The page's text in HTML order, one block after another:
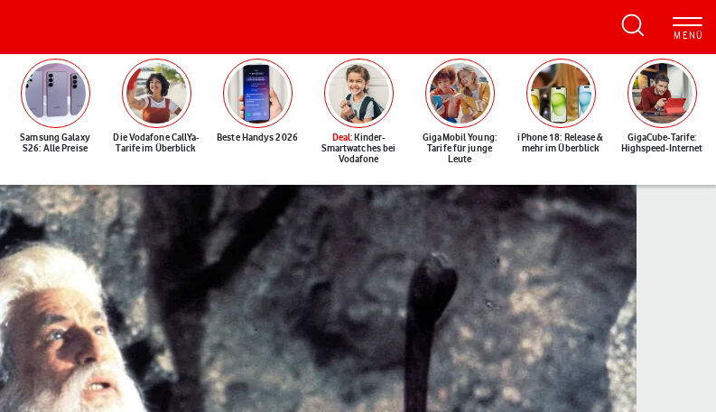
Samsung Galaxy
S26: Alle Preise
Die Vodafone CallYa-
Tarife im Überblick
Beste Handys 2026 Deal: Kinder-
Smartwatches bei
Vodafone
GigaMobil Young:
Tarife für junge
Leute
iPhone 18: Release &
mehr im Überblick
GigaCube-Tarife:
Highspeed-Internet